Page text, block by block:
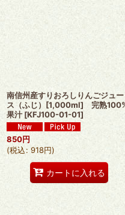
南信州産すりおろしりんごジュー
ス（ふじ）[1,000ml] 完熟
果汁 [KFJ100-01-01]
850円
(税込: 918円)
カートに入れる